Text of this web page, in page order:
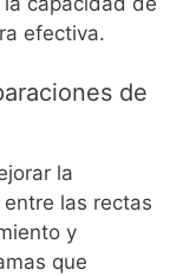
efectiva.
de
la
las rectas
y
que